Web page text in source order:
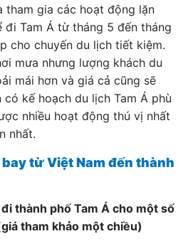
tham gia các hoạt động lặn
đi Tam Á từ tháng 5 đến tháng
cho chuyến du lịch tiết kiệm.
mưa nhưng lượng khách du
mái hơn và giá cả cũng sẽ
kế hoạch du lịch Tam Á phù
nhiều hoạt động thú vị nhất
nhất.
từ Việt Nam đến thành
thành phố Tam Á cho một số
tham khảo một chiều)